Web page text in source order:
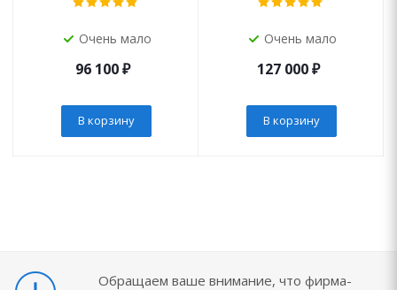
Очень мало
96 100₽
В корзину
Очень мало
127 000₽
В корзину
Обращаем ваше внимание, что фирма-